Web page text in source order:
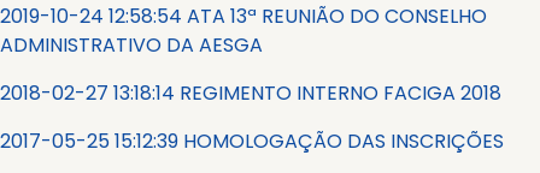
2019-10-24 12:58:54 ATA 13ª REUNIÃO DO CONSELHO
ADMINISTRATIVO DA AESGA
2018-02-27 13:18:14 REGIMENTO INTERNO FACIGA 2018
2017-05-25 15:12:39 HOMOLOGAÇÃO DAS INSCRIÇÕES